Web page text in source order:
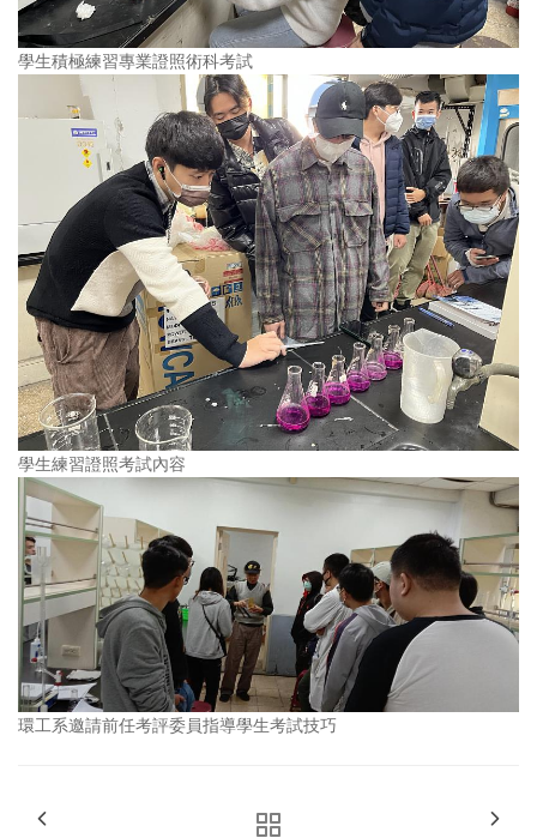
學生積極練習專業證照術科考試
學生練習證照考試內容
環工系邀請前任考評委員指導學生考試技巧